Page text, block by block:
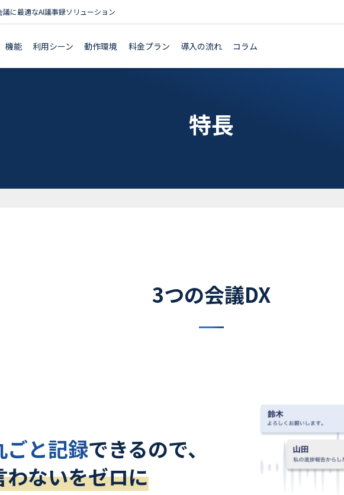
に最適なAI議事録ソリューション
機能 利用シーン 動作環境 料金プラン 導入の流れ コラム
特長
3つの会議DX
ごと記録できるので、
わないをゼロに